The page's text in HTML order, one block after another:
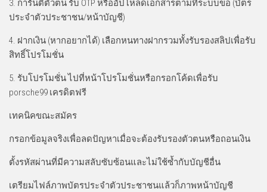
3. การันตีตัวตน รับ OTP หรืออัปโหลดเอกสารตามที่ระบบขอ (บัตร
ประจำตัวประชาชน/หน้าบัญชี)
4. ฝากเงิน (หากอยากได้) เลือกหนทางฝากรวมทั้งรับรองสลิปเพื่อรับ
สิทธิ์โปรโมชั่น
5. รับโปรโมชั่น ไปที่หน้าโปรโมชั่นหรือกรอกโค้ดเพื่อรับ
porsche99 เครดิตฟรี
เทคนิคขณะสมัคร
กรอกข้อมูลจริงเพื่อลดปัญหาเมื่อจะต้องรับรองตัวตนหรือถอนเงิน
ตั้งรหัสผ่านที่มีความสลับซับซ้อนและไม่ใช้ซ้ำกับบัญชีอื่น
เตรียมไฟล์ภาพบัตรประจำตัวประชาชนแล้วก็ภาพหน้าบัญชี